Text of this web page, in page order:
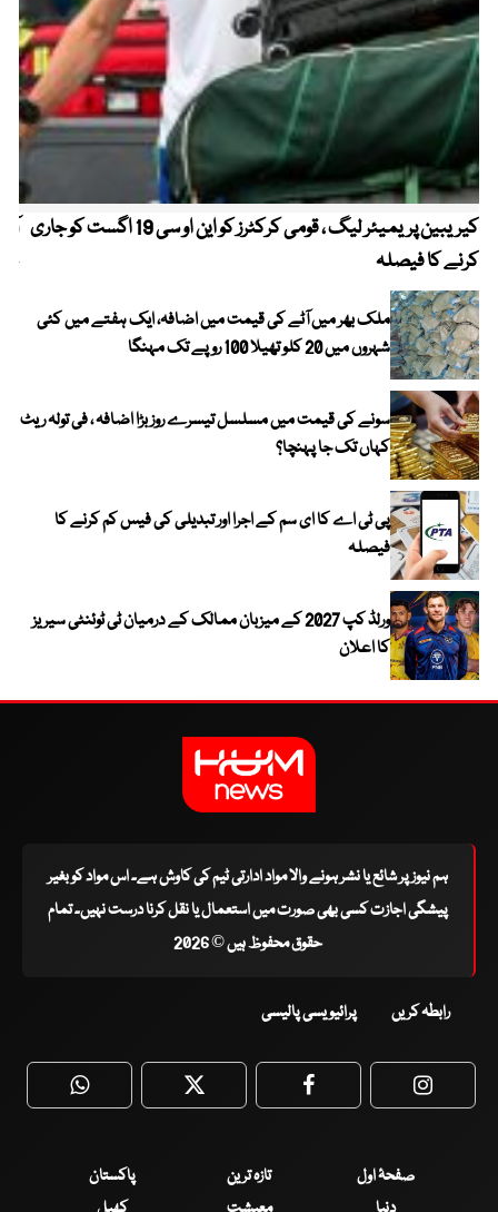
کیریبین پریمیئر لیگ ، قومی کرکٹرز کو این او سی 19 اگست کو جاری
کرنے کا فیصلہ
ملک بھر میں آٹے کی قیمت میں اضافہ، ایک ہفتے میں کئی
شہروں میں 20 کلو تھیلا 100 روپے تک مہنگا
سونے کی قیمت میں مسلسل تیسرے روز بڑا اضافہ ، فی تولہ ریٹ
کہاں تک جا پہنچا؟
پی ٹی اے کا ای سم کے اجرا اور تبدیلی کی فیس کم کرنے کا
فیصلہ
ورلڈ کپ 2027 کے میزبان ممالک کے درمیان ٹی ٹوئنٹی سیریز
کا اعلان
ہم نیوز پر شائع یا نشر ہونے والا مواد ادارتی ٹیم کی کاوش ہے۔ اس مواد کو بغیر
پیشگی اجازت کسی بھی صورت میں استعمال یا نقل کرنا درست نہیں۔ تمام
حقوق محفوظ ہیں © 2026
رابطہ کریں پرائیویسی پالیسی
WhatsApp Twitter Facebook
صفحۂ اول تازہ ترین
پاکستان